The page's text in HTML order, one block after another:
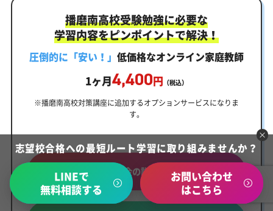
播磨南高校受験勉強に必要な
学習内容をピンポイントで解決！
圧倒的に「安い！」 低価格なオンライン家庭教師
1ヶ月4,400円 （税込）
※播磨南高校対策講座に追加するオプションサービスになりま
す。
料金の詳細
志望校合格への最短ルート学習に取り組みませんか？
LINEで
無料相談する
お問い合わせ
はこちら